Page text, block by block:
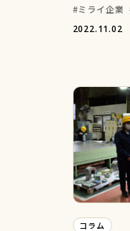
ミライ企業
2022.11.02
コラム